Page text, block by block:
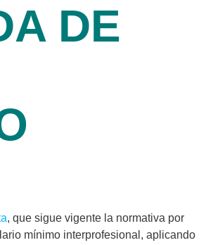
DE
, que sigue vigente la normativa por
mínimo interprofesional, aplicando